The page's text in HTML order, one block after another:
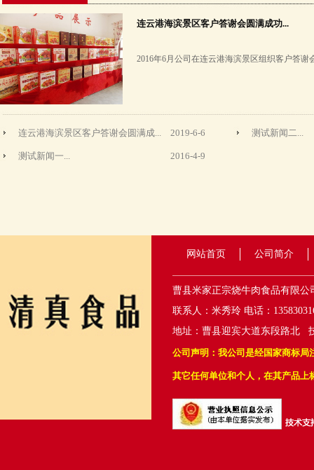
连云港海滨景区客户答谢会圆满成功...
2016年6月公司在连云港海滨景区组织客户答谢
连云港海滨景区客户答谢会圆满成... 2019-6-6 测试新闻二...
测试新闻一... 2016-4-9
网站首页 公司简介
曹县米家正宗烧牛肉食品有限
联系人：米秀玲 电话：
地址：曹县迎宾大道东段路北
公司声明：我公司是经国家商标局
其它任何单位和个人，在其产品上